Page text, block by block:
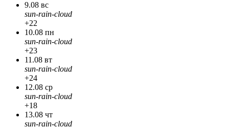
9.08 вс
sun-rain-cloud
+22
10.08 пн
sun-rain-cloud
+23
11.08 вт
sun-rain-cloud
+24
12.08 ср
sun-rain-cloud
+18
13.08 чт
sun-rain-cloud